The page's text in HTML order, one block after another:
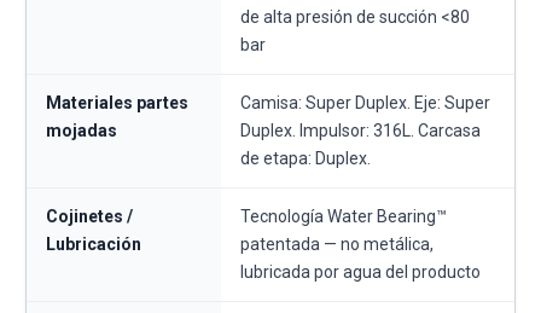
de alta presión de succión <80
bar
Materiales partes
mojadas
Camisa: Super Duplex. Eje: Super
Duplex. Impulsor: 316L. Carcasa
de etapa: Duplex.
Cojinetes /
Lubricación
Tecnología Water Bearing™
patentada — no metálica,
lubricada por agua del producto